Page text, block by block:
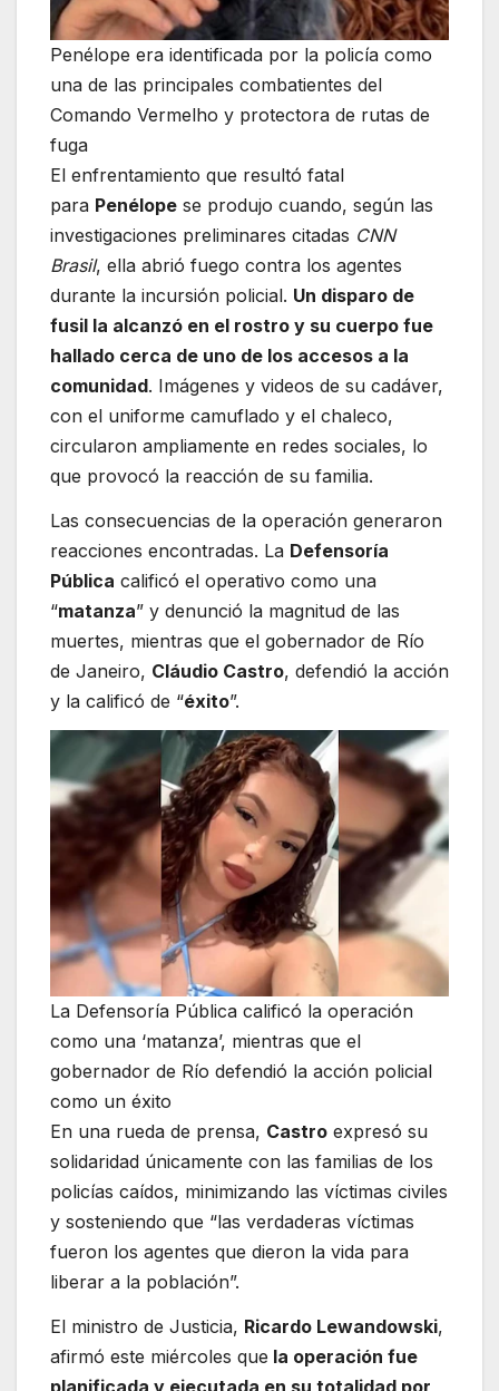
Penélope era identificada por la policía como
una de las principales combatientes del
Comando Vermelho y protectora de rutas de
fuga
El enfrentamiento que resultó fatal
para Penélope se produjo cuando, según las
investigaciones preliminares citadas CNN
Brasil, ella abrió fuego contra los agentes
durante la incursión policial. Un disparo de
fusil la alcanzó en el rostro y su cuerpo fue
hallado cerca de uno de los accesos a la
comunidad. Imágenes y videos de su cadáver,
con el uniforme camuflado y el chaleco,
circularon ampliamente en redes sociales, lo
que provocó la reacción de su familia.
Las consecuencias de la operación generaron
reacciones encontradas. La Defensoría
Pública calificó el operativo como una
“matanza” y denunció la magnitud de las
muertes, mientras que el gobernador de Río
de Janeiro, Cláudio Castro, defendió la acción
y la calificó de “éxito”.
La Defensoría Pública calificó la operación
como una ‘matanza’, mientras que el
gobernador de Río defendió la acción policial
como un éxito
En una rueda de prensa, Castro expresó su
solidaridad únicamente con las familias de los
policías caídos, minimizando las víctimas civiles
y sosteniendo que “las verdaderas víctimas
fueron los agentes que dieron la vida para
liberar a la población”.
El ministro de Justicia, Ricardo Lewandowski,
afirmó este miércoles que la operación fue
planificada y ejecutada en su totalidad por